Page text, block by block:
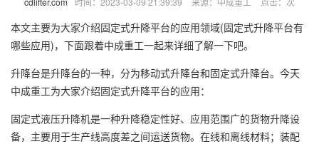
本文主要为大家介绍固定式升降平台的应用领域(固定式升降平台有
哪些应用)，下面跟着中成重工一起来详细了解一下吧。
升降台是升降台的一种，分为移动式升降台和固定式升降台。今天
中成重工为大家介绍固定式升降平台的应用：
固定式液压升降机是一种升降稳定性好、应用范围广的货物升降设
备，主要用于生产线高度差之间运送货物。在线和离线材料；装配